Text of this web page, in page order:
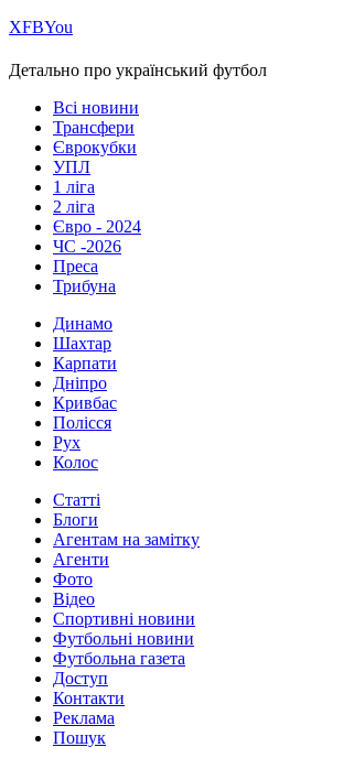
ХFBYou
Детально про український футбол
Всі новини
Трансфери
Єврокубки
УПЛ
1 ліга
2 ліга
Євро - 2024
ЧС -2026
Преса
Трибуна
Динамо
Шахтар
Карпати
Дніпро
Кривбас
Полісся
Рух
Колос
Статті
Блоги
Агентам на замітку
Агенти
Фото
Відео
Спортивні новини
Футбольні новини
Футбольна газета
Доступ
Контакти
Реклама
Пошук